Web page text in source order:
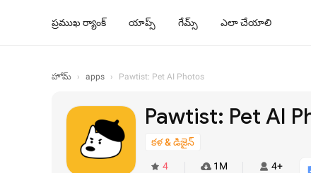
ప్రముఖ ర్యాంక్ యాప్స్ గేమ్స్ ఎలా చేయాలి
హోమ్ › apps › Pawtist: Pet AI Photos
Pawtist: Pet AI
కళ & డిజైన్
4 1M 4+